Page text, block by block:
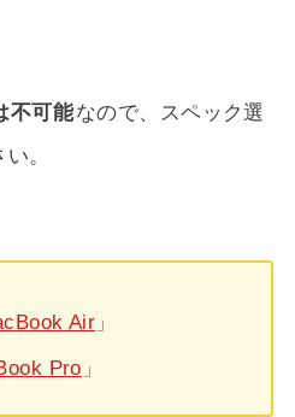
不可能なので、スペック選
。
Air 」
Pro 」